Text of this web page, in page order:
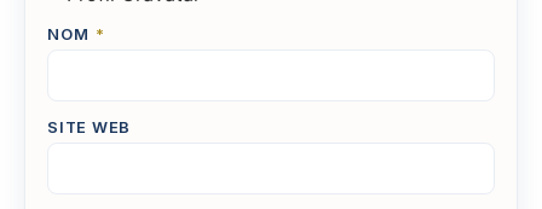
NOM *
SITE WEB